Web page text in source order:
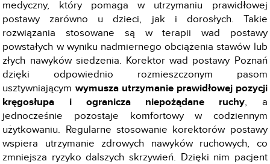
medyczny, który pomaga w utrzymaniu prawidłowej
postawy zarówno u dzieci, jak i dorosłych. Takie
rozwiązania stosowane są w terapii wad postawy
powstałych w wyniku nadmiernego obciążenia stawów lub
złych nawyków siedzenia. Korektor wad postawy Poznań
dzięki odpowiednio rozmieszczonym pasom
usztywniającym wymusza utrzymanie prawidłowej pozycji
kręgosłupa i ogranicza niepożądane ruchy, a
jednocześnie pozostaje komfortowy w codziennym
użytkowaniu. Regularne stosowanie korektorów postawy
wspiera utrzymanie zdrowych nawyków ruchowych, co
zmniejsza ryzyko dalszych skrzywień. Dzięki nim pacjent